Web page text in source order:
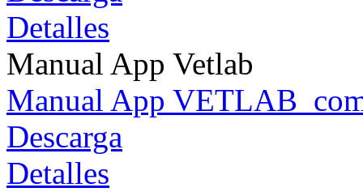
Detalles
Manual App Vetlab
Manual App
Descarga
Detalles